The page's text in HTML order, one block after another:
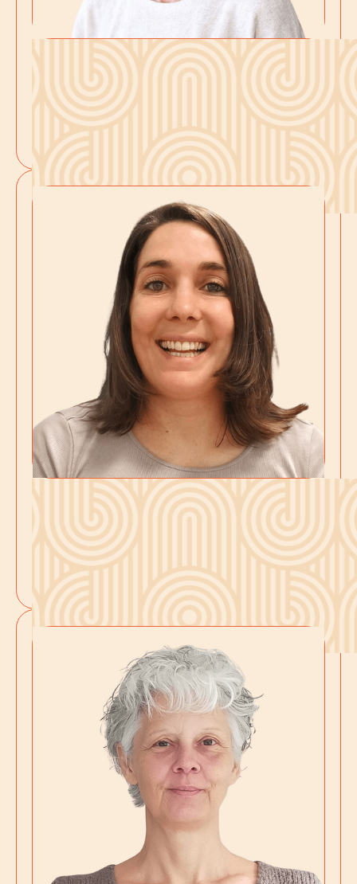
Delphine
Découvrir ses services
Marina
Découvrir ses services